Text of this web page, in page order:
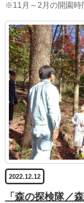
※11月～2月の開園時
2022.12.12
「森の探検隊／